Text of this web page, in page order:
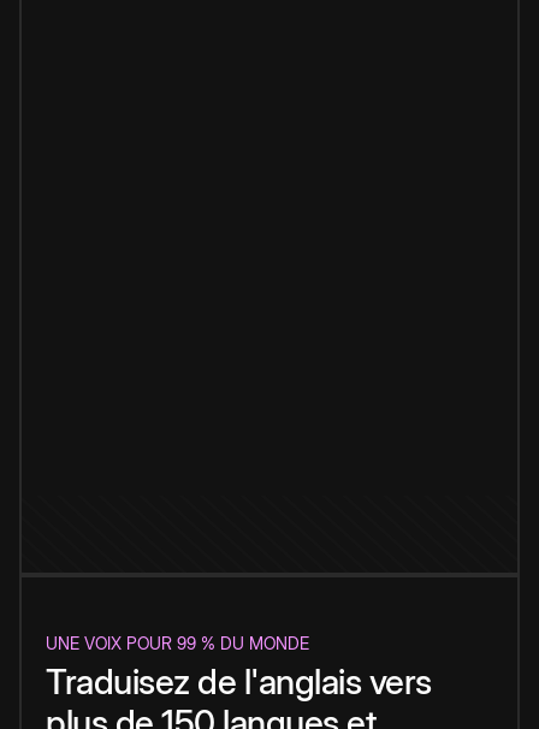
UNE VOIX POUR 99 % DU MONDE
Traduisez de l'anglais vers